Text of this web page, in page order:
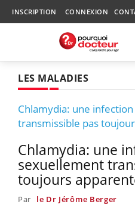
INSCRIPTION CONNEXION
LES MALADIES
Chlamydia: une
transmissible pas
Chlamydia: une
sexuellement
toujours
Par le Dr Jérôme Berger